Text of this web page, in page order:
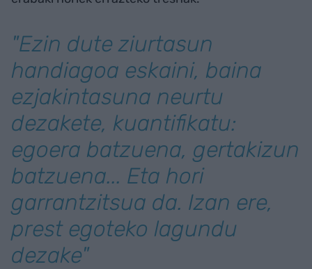
"Ezin dute ziurtasun
handiagoa eskaini, baina
ezjakintasuna neurtu
dezakete, kuantifikatu:
egoera batzuena, gertakizun
batzuena... Eta hori
garrantzitsua da. Izan ere,
prest egoteko lagundu
dezake"